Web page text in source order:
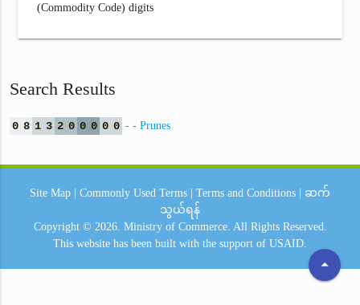
(Commodity Code) digits
Search Results
0 8 1 3 2 0 0 0 0 0 - - Prunes
arrow_drop_up
Site Map Commonly Used Terms Terms and Conditions
ဆက်
သွယ်ရန်
Copyright © 2026. Ministry of Commerce. All Rights Reserved.
This website has been built with the support of USAID.